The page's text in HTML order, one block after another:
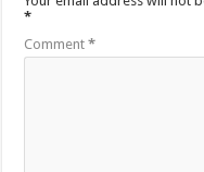
*
Comment*